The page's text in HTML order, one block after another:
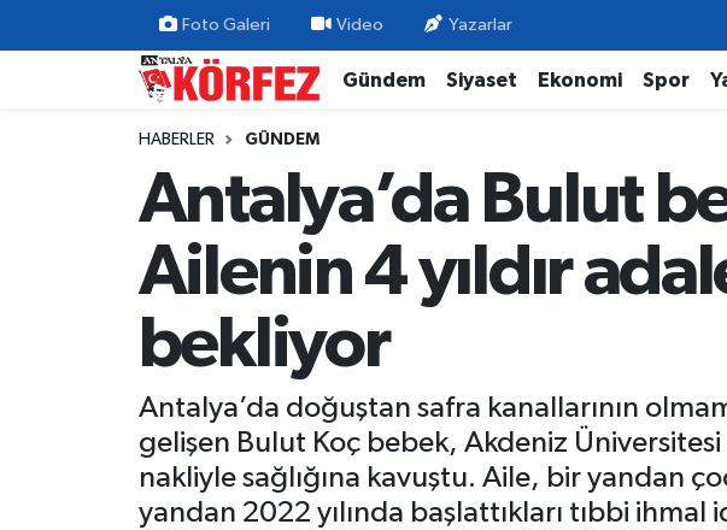
Foto Galeri Video Yazarlar
Gündem Siyaset Ekonomi Spor
HABERLER GÜNDEM
Antalya’da Bulut
Ailenin 4 yıldır
bekliyor
Antalya’da doğuştan safra kanallarının
gelişen Bulut Koç bebek, Akdeniz
nakliyle sağlığına kavuştu. Aile, bir yandan
yandan 2022 yılında başlattıkları tıbbi ihmal
Gündem
Yerel Yönetim
Ekonomi
Nöbetçi Eczaneler
Trafik Durumu
Süper Lig Puan Durumu ve Fikstür
Tüm Manşetler
Son Dakika Haberleri
Haber Arşivi